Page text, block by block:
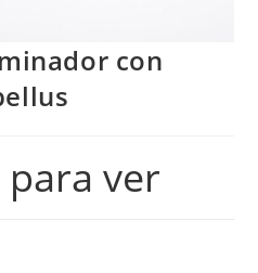
con
para ver